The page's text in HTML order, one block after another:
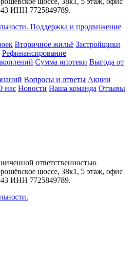
ИНН 7725849789.
Поддержка и продвижение
Вторичное жильё Застройщики
Рефинансирование
Сумма ипотеки Выгода от
Вопросы и ответы Акции
нас Новости Наша команда Отзывы
ответственностью
шоссе, 38к1, 5 этаж, офис
ИНН 7725849789.